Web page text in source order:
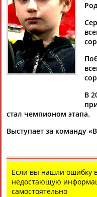
Аслаудин
АБАЕВ
Елена
Дмитрий
Тамилла
АБАСОВА
Флюра
Татьяна
В
стал чемпионом этапа.
Выступает за команду
Если вы нашли ошибку
недостающую
самостоятельно